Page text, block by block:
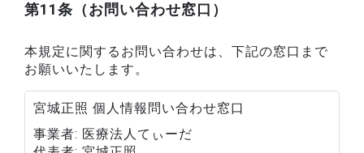
第11条（お問い合わせ窓口）
本規定に関するお問い合わせは、下記の窓口まで
お願いいたします。
宮城正照 個人情報問い合わせ窓口
事業者 医療法人てぃーだ